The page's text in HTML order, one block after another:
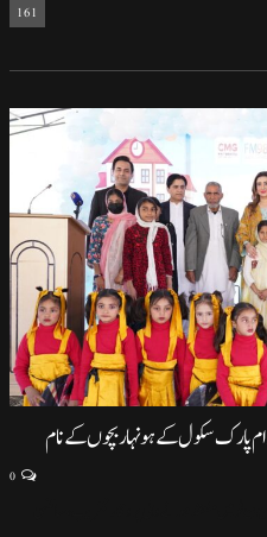
161
پارک سکول کے ہونہار بچوں کے نام
0